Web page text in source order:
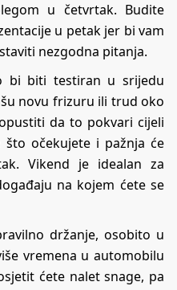
u četvrtak. Budite
u petak jer bi vam
nezgodna pitanja.
bi biti testiran u srijedu
novu frizuru ili trud oko
da to pokvari cijeli
očekujete i pažnja će
Vikend je idealan za
na kojem ćete se
držanje, osobito u
vremena u automobilu
ćete nalet snage, pa